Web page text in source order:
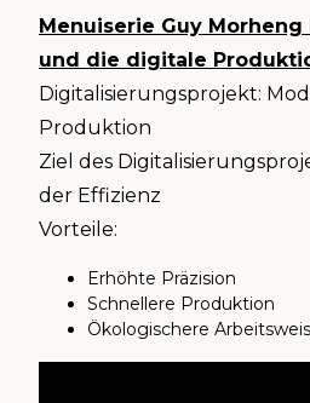
Menuiserie Guy Morheng
und die digitale
Digitalisierungsprojekt:
Produktion
Ziel des
der Effizienz
Vorteile:
Erhöhte Präzision
Schnellere Produktion
Ökologischere